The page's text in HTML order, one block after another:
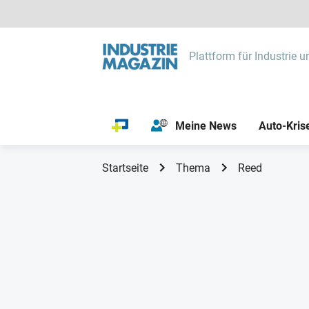
Plattform für Industrie
Meine News Auto-
Startseite Thema Reed